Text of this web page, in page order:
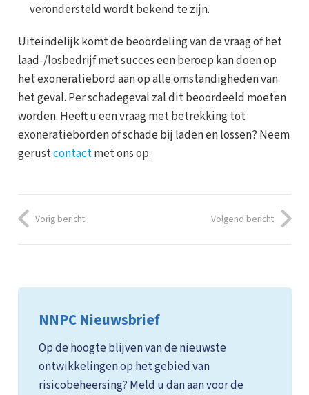
verondersteld wordt bekend te zijn.
Uiteindelijk komt de beoordeling van de vraag of het
laad-/losbedrijf met succes een beroep kan doen op
het exoneratiebord aan op alle omstandigheden van
het geval. Per schadegeval zal dit beoordeeld moeten
worden. Heeft u een vraag met betrekking tot
exoneratieborden of schade bij laden en lossen? Neem
gerustcontactmet ons op.
Vorig bericht Volgend bericht
NNPC Nieuwsbrief
Op de hoogte blijven van de nieuwste
ontwikkelingen op het gebied van
risicobeheersing? Meld u dan aan voor de